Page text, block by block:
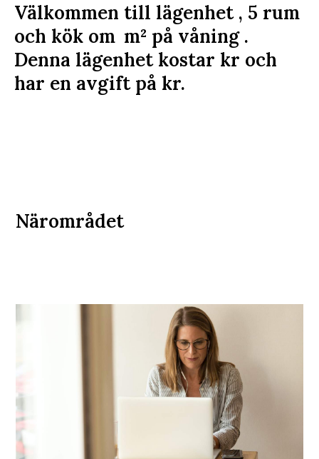
Välkommen till lägenhet , 5 rum
och kök om m² på våning .
Denna lägenhet kostar kr och
har en avgift på kr.
Närområdet